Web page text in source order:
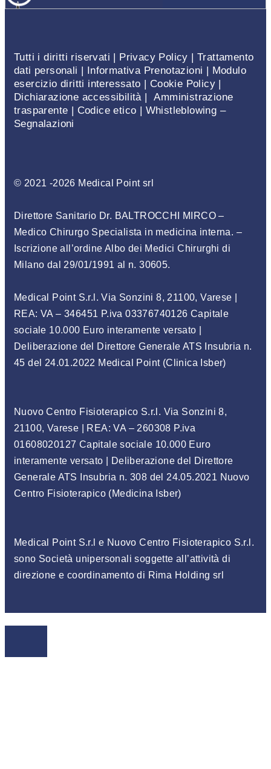
Tutti i diritti riservati | Privacy Policy |Trattamento
dati personali | Informativa Prenotazioni | Modulo
esercizio diritti interessato | Cookie Policy |
Dichiarazione accessibilità|Amministrazione
trasparente | Codice etico | Whistleblowing –
Segnalazioni
© 2021 -2026 Medical Point srl
Direttore Sanitario Dr. BALTROCCHI MIRCO –
Medico Chirurgo Specialista in medicina interna. –
Iscrizione all’ordine Albo dei Medici Chirurghi di
Milano dal 29/01/1991 al n. 30605.
Medical Point S.r.l. Via Sonzini 8, 21100, Varese |
REA: VA – 346451 P.iva 03376740126 Capitale
sociale 10.000 Euro interamente versato |
Deliberazione del Direttore Generale ATS Insubria n.
45 del 24.01.2022 Medical Point (Clinica Isber)
Nuovo Centro Fisioterapico S.r.l. Via Sonzini 8,
21100, Varese | REA: VA – 260308 P.iva
01608020127 Capitale sociale 10.000 Euro
interamente versato | Deliberazione del Direttore
Generale ATS Insubria n. 308 del 24.05.2021 Nuovo
Centro Fisioterapico (Medicina Isber)
Medical Point S.r.l e Nuovo Centro Fisioterapico S.r.l.
sono Società unipersonali soggette all’attività di
direzione e coordinamento di Rima Holding srl